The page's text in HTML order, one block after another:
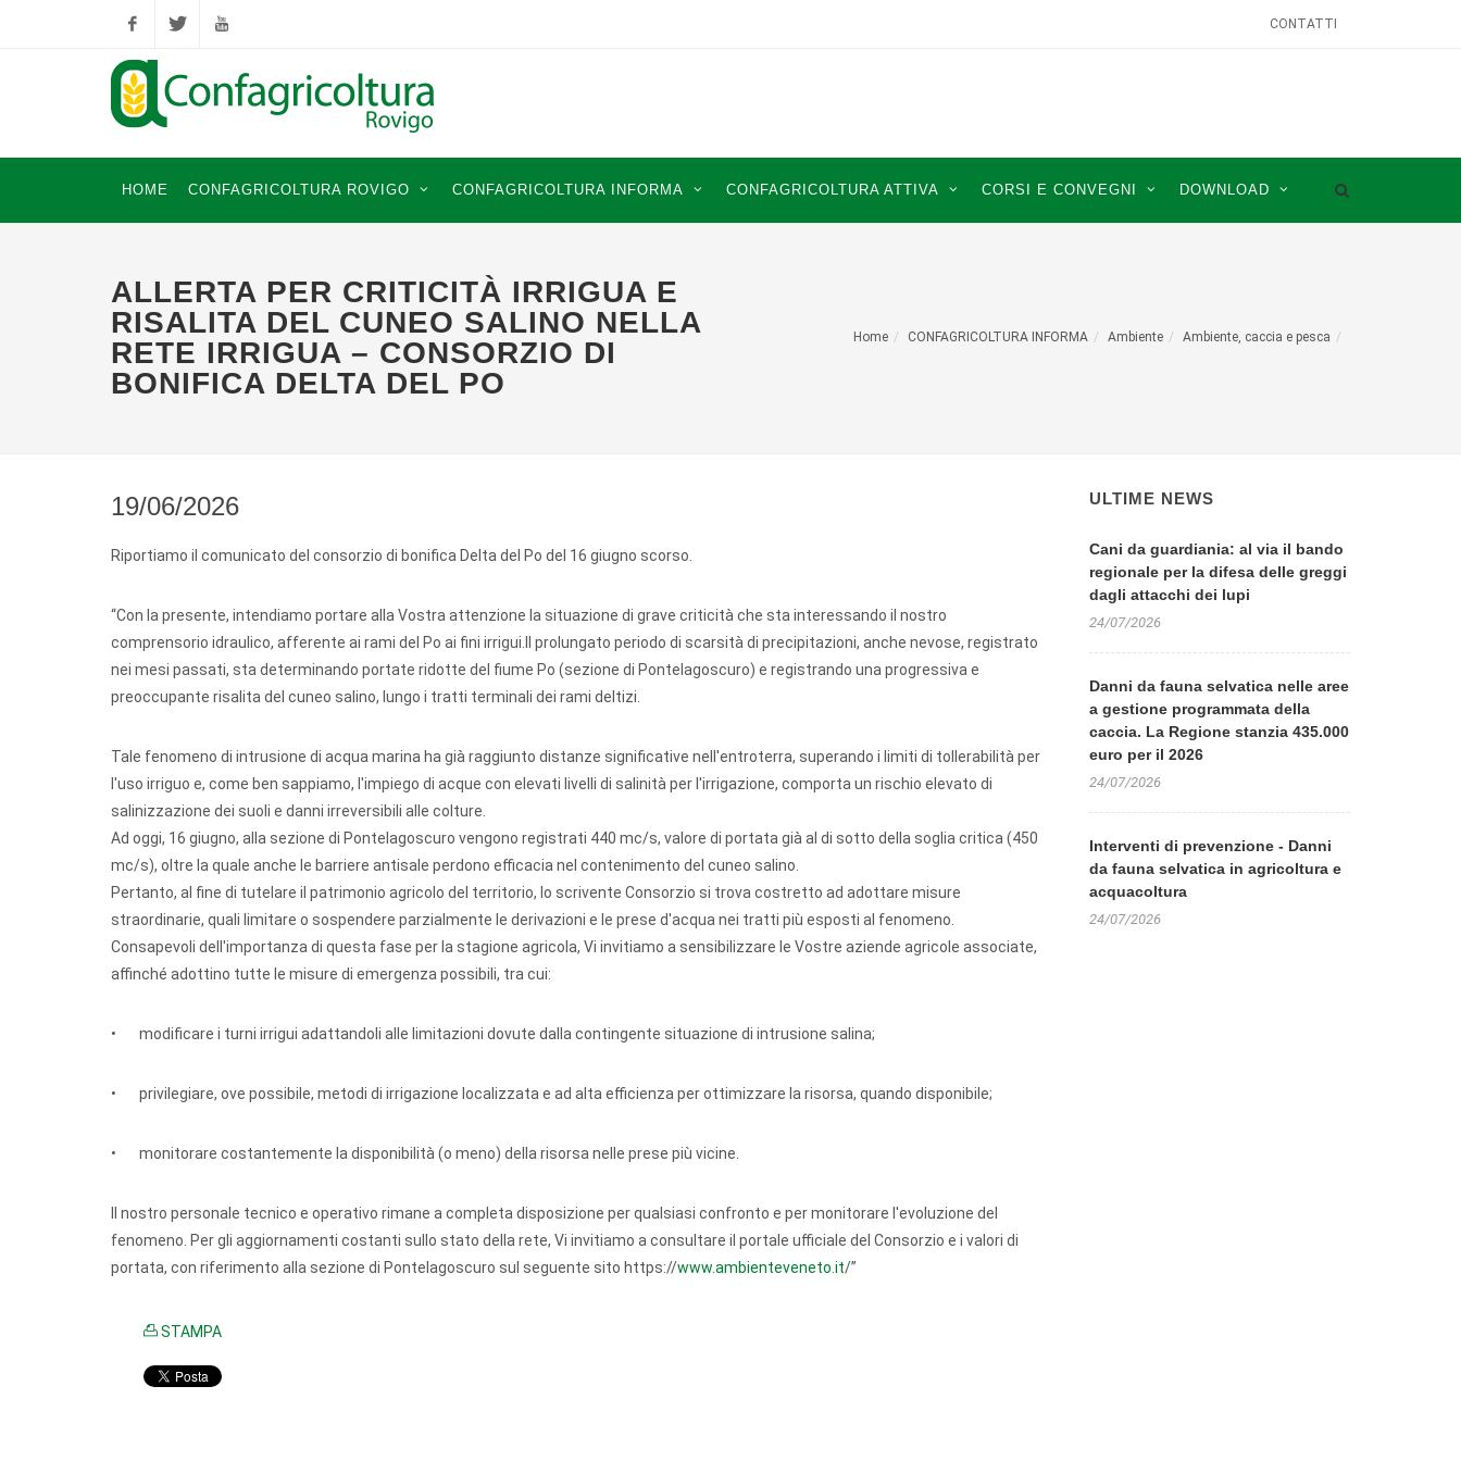
FacebookTwitter YouTube
CONTATTI
HOME CONFAGRICOLTURA ROVIGO CONFAGRICOLTURA INFORMA CONFAGRICOLTURA ATTIVA CORSI E CONVEGNI DOWNLOAD
ALLERTA PER CRITICITÀ IRRIGUA E
RISALITA DEL CUNEO SALINO NELLA
RETE IRRIGUA – CONSORZIO DI
BONIFICA DELTA DEL PO
Home CONFAGRICOLTURA INFORMA Ambiente Ambiente, caccia e pesca
19/06/2026
Riportiamo il comunicato del consorzio di bonifica Delta del Po del 16 giugno scorso.
“Con la presente, intendiamo portare alla Vostra attenzione la situazione di grave criticità che sta interessando il nostro
comprensorio idraulico, afferente ai rami del Po ai fini irrigui.Il prolungato periodo di scarsità di precipitazioni, anche nevose, registrato
nei mesi passati, sta determinando portate ridotte del fiume Po (sezione di Pontelagoscuro) e registrando una progressiva e
preoccupante risalita del cuneo salino, lungo i tratti terminali dei rami deltizi.
Tale fenomeno di intrusione di acqua marina ha già raggiunto distanze significative nell'entroterra, superando i limiti di tollerabilità per
l'uso irriguo e, come ben sappiamo, l'impiego di acque con elevati livelli di salinità per l'irrigazione, comporta un rischio elevato di
salinizzazione dei suoli e danni irreversibili alle colture.
Ad oggi, 16 giugno, alla sezione di Pontelagoscuro vengono registrati 440 mc/s, valore di portata già al di sotto della soglia critica (450
mc/s), oltre la quale anche le barriere antisale perdono efficacia nel contenimento del cuneo salino.
Pertanto, al fine di tutelare il patrimonio agricolo del territorio, lo scrivente Consorzio si trova costretto ad adottare misure
straordinarie, quali limitare o sospendere parzialmente le derivazioni e le prese d'acqua nei tratti più esposti al fenomeno.
Consapevoli dell'importanza di questa fase per la stagione agricola, Vi invitiamo a sensibilizzare le Vostre aziende agricole associate,
affinché adottino tutte le misure di emergenza possibili, tra cui:
• modificare i turni irrigui adattandoli alle limitazioni dovute dalla contingente situazione di intrusione salina;
• privilegiare, ove possibile, metodi di irrigazione localizzata e ad alta efficienza per ottimizzare la risorsa, quando disponibile;
• monitorare costantemente la disponibilità (o meno) della risorsa nelle prese più vicine.
Il nostro personale tecnico e operativo rimane a completa disposizione per qualsiasi confronto e per monitorare l'evoluzione del
fenomeno. Per gli aggiornamenti costanti sullo stato della rete, Vi invitiamo a consultare il portale ufficiale del Consorzio e i valori di
portata, con riferimento alla sezione di Pontelagoscuro sul seguente sito https://www.ambienteveneto.it/”
STAMPA
ULTIME NEWS
Cani da guardiania: al via il bando
regionale per la difesa delle greggi
dagli attacchi dei lupi
24/07/2026
Danni da fauna selvatica nelle aree
a gestione programmata della
caccia. La Regione stanzia 435.000
euro per il 2026
24/07/2026
Interventi di prevenzione - Danni
da fauna selvatica in agricoltura e
acquacoltura
24/07/2026